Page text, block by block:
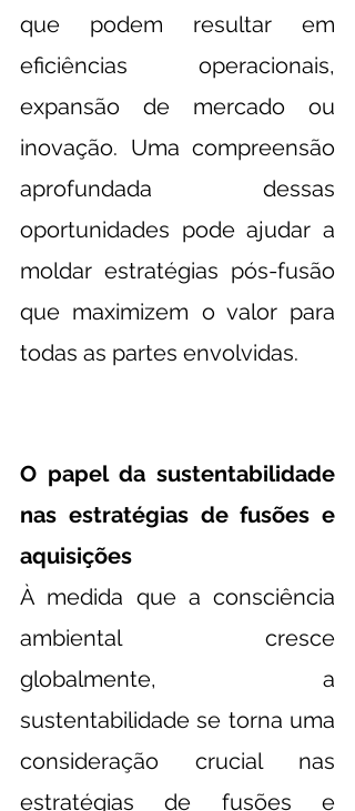
que podem resultar em
eficiências operacionais,
expansão de mercado ou
inovação. Uma compreensão
aprofundada dessas
oportunidades pode ajudar a
moldar estratégias pós-fusão
que maximizem o valor para
todas as partes envolvidas.
O papel da sustentabilidade
nas estratégias de fusões e
aquisições
À medida que a consciência
ambiental cresce
globalmente, a
sustentabilidade se torna uma
consideração crucial nas
estratégias de fusões e